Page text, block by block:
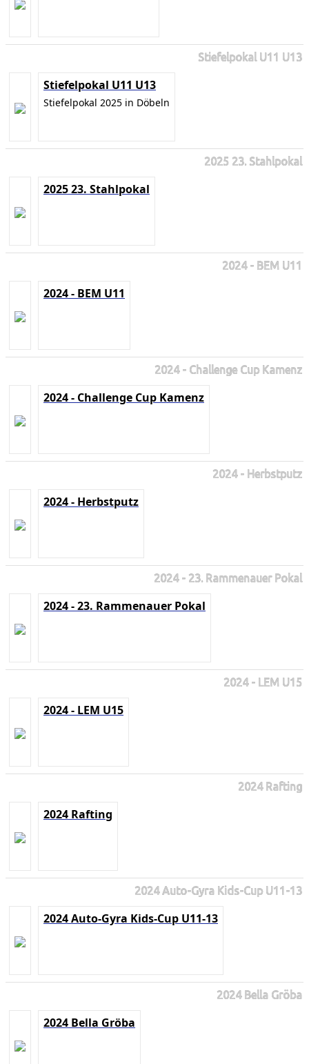
Stiefelpokal U11 U13
Stiefelpokal U11 U13
Stiefelpokal 2025 in Döbeln
2025 23. Stahlpokal
2025 23. Stahlpokal
2024 - BEM U11
2024 - BEM U11
2024 - Challenge Cup Kamenz
2024 - Challenge Cup Kamenz
2024 - Herbstputz
2024 - Herbstputz
2024 - 23. Rammenauer Pokal
2024 - 23. Rammenauer Pokal
2024 - LEM U15
2024 - LEM U15
2024 Rafting
2024 Rafting
2024 Auto-Gyra Kids-Cup U11-13
2024 Auto-Gyra Kids-Cup U11-13
2024 Bella Gröba
2024 Bella Gröba